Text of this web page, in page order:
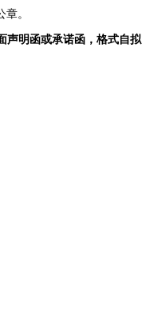
。
声明函或承诺函，格式自拟